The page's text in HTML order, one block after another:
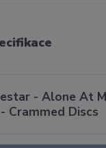
- Alone At
Crammed Discs